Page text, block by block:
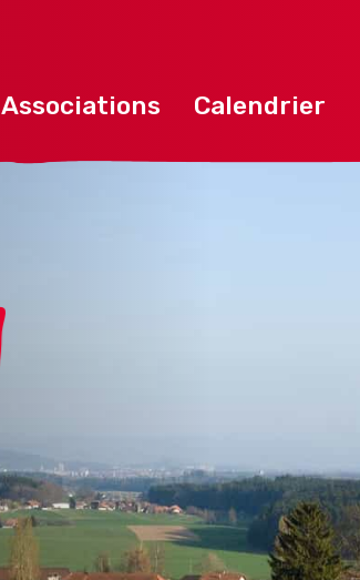
Associations Calendrier